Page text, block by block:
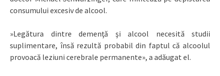
consumului excesiv de alcool.
»Legătura dintre demenţă şi alcool necesită studii
suplimentare, însă rezultă probabil din faptul că alcoolul
provoacă leziuni cerebrale permanente», a adăugat el.